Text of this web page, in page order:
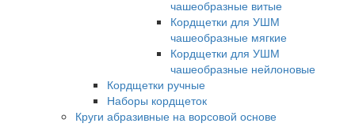
чашеобразные витые
Кордщетки для УШМ
чашеобразные мягкие
Кордщетки для УШМ
чашеобразные нейлоновые
Кордщетки ручные
Наборы кордщеток
Круги абразивные на ворсовой основе